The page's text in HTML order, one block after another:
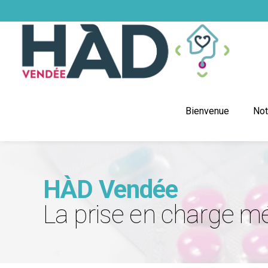
Bienvenue
HÀD Vendée
La prise en charge